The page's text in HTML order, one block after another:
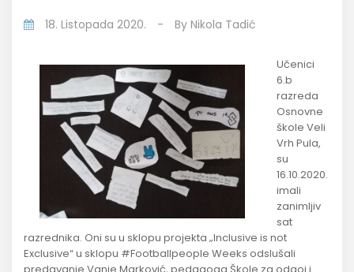
18. Listopada 2020. - By Nikola Tadić
Učenici
6.b
razreda
Osnovne
škole Veli
Vrh Pula,
su
16.10.2020.
imali
zanimljiv
sat
razrednika. Oni su u sklopu projekta „Inclusive is not
Exclusive“ u sklopu #Footballpeople Weeks odslušali